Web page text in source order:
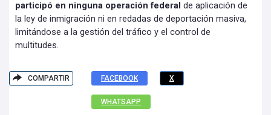
participó en ninguna operación federal de aplicación de
la ley de inmigración ni en redadas de deportación masiva,
limitándose a la gestión del tráfico y el control de
multitudes.
COMPARTIR FACEBOOK X
WHATSAPP